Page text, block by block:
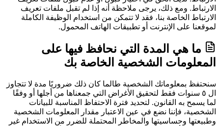
الارتباط. ومع ذلك، يرجى ملاحظة أنه إذا لم تقبل ملفات تعريف
الارتباط الخاصة بنا، فقد لا تتمكن من استخدام الوظيفة الكاملة
لموقعنا على الإنترنت أو تطبيقات الهاتف المحمول.
ما هي المدة التي نحافظ فيها على
المعلومات الشخصية الخاصة بك
سنحتفظ بمعلوماتك الشخصية طالما كان ذلك ضروريًا مدة لا تتجاوز
ال ٥ سنوات فقط لتحقيق الأغراض التي جمعناها من أجلها أو وفقًا
لما يسمح به القانون. لتحديد فترة الاحتفاظ المناسبة للبيانات
الشخصية، فإننا نضع في عين الاعتبار مقدار المعلومات الشخصية
وطبيعتها وحساسيتها والمخاطر المحتملة للضرر من الاستخدام غير